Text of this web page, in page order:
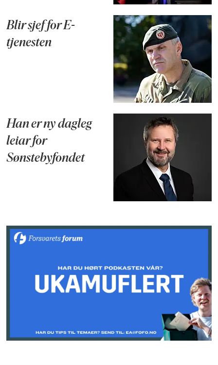
Blir sjef for E-
tjenesten
Han er ny dagleg
leiar for
Sønstebyfondet